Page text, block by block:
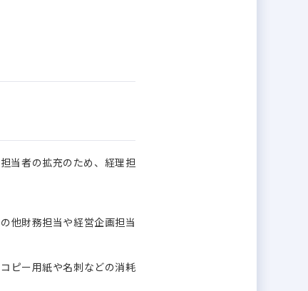
当者の拡充のため、経理担
他財務担当や経営企画担当
ピー用紙や名刺などの消耗